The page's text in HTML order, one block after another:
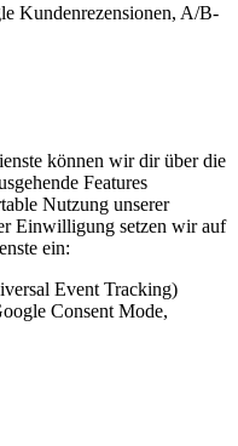
Kundenrezensionen, A/B-
können wir dir über die
Features
Nutzung unserer
Einwilligung setzen wir auf
ein:
Event Tracking)
Consent Mode,